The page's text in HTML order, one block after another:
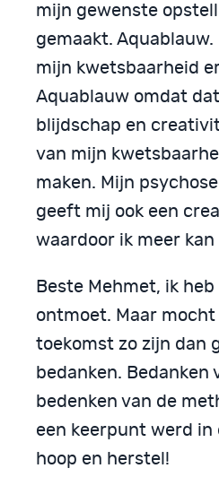
mijn gewenste
gemaakt.
mijn kwetsbaarheid
Aquablauw omdat
blijdschap en
van mijn
maken. Mijn
geeft mij ook een
waardoor ik meer
Beste Mehmet, ik
ontmoet. Maar
toekomst zo zijn dan
bedanken. Bedanken
bedenken van de
een keerpunt werd in
hoop en herstel!